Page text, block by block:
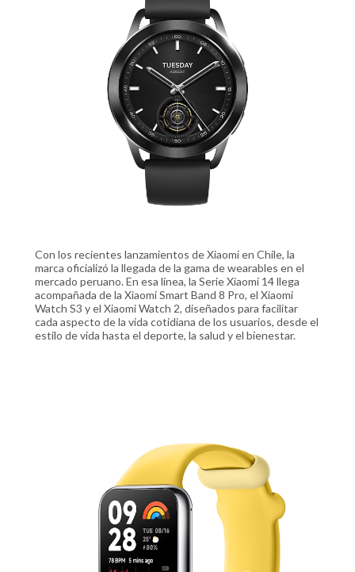
Con los recientes lanzamientos de Xiaomi en Chile, la
marca oficializó la llegada de la gama de wearables en el
mercado peruano. En esa línea, la Serie Xiaomi 14 llega
acompañada de la Xiaomi Smart Band 8 Pro, el Xiaomi
Watch S3 y el Xiaomi Watch 2, diseñados para facilitar
cada aspecto de la vida cotidiana de los usuarios, desde el
estilo de vida hasta el deporte, la salud y el bienestar.